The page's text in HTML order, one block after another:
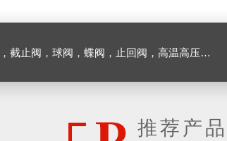
阀，高温高压电站阀门及油田铝厂专用阀门，各种电磁阀，液压气动元件
推荐产品